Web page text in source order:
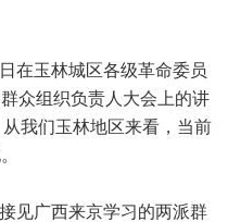
在玉林城区各级革命委员
众组织负责人大会上的讲
我们玉林地区来看，当前
见广西来京学习的两派群